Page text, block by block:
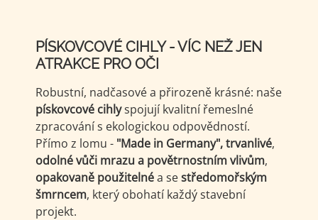
PÍSKOVCOVÉ CIHLY - VÍC NEŽ JEN
ATRAKCE PRO OČI
Robustní, nadčasové a přirozeně krásné: naše
pískovcové cihlyspojují kvalitní řemeslné
zpracování s ekologickou odpovědností.
Přímo z lomu - "Made in Germany",trvanlivé,
odolné vůči mrazu a povětrnostním vlivům,
opakovaně použitelnéa sestředomořským
šmrncem, který obohatí každý stavební
projekt.